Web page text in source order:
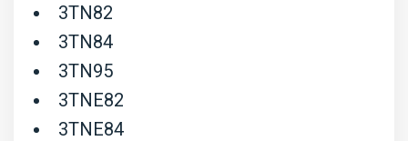
3TN82
3TN84
3TN95
3TNE82
3TNE84